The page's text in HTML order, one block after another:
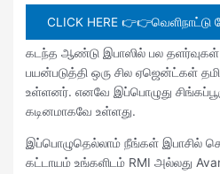
CLICK HERE 👉👉வெளிநாட்டு
கடந்த ஆண்டு இபாஸில் பல
பயன்படுத்தி ஒரு சில ஏஜென்ட்கள்
உள்ளனர். எனவே இப்பொழுது
கடினமாகவே உள்ளது.
இப்பொழுதெல்லாம் நீங்கள் இபாசில்
கட்டாயம் உங்களிடம் RMI அல்லது